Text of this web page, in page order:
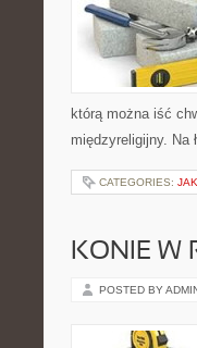
którą można iść
międzyreligijny. Na
CATEGORIES:
KONIE W
POSTED BY